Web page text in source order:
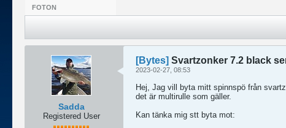
FOTON
Sadda
Registered User
[Bytes] Svartzonker 7.2 black
2023-02-27, 08:53
Hej, Jag vill byta mitt spinnspö från
det är multirulle som gäller.
Kan tänka mig stt byta mot: